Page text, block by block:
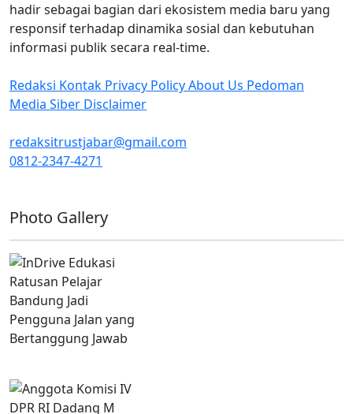
hadir sebagai bagian dari ekosistem media baru yang
responsif terhadap dinamika sosial dan kebutuhan
informasi publik secara real-time.
Redaksi Kontak Privacy PolicyAbout Us Pedoman
Media Siber Disclaimer
redaksitrustjabar@gmail.com
0812-2347-4271
Photo Gallery